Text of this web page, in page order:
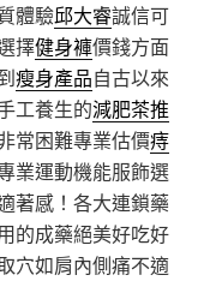
體驗邱大睿誠信可
擇健身褲價錢方面
瘦身產品自古以來
工養生的減肥茶推
常困難專業估價痔
業運動機能服飾選
著感！各大連鎖藥
的成藥絕美好吃好
穴如肩內側痛不適